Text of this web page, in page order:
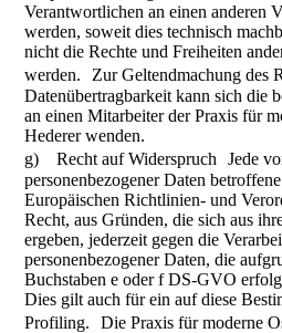
Verantwortlichen an einen anderen
werden, soweit dies technisch
nicht die Rechte und Freiheiten
werden. Zur Geltendmachung des
Datenübertragbarkeit kann sich die
an einen Mitarbeiter der Praxis für
Hederer wenden.
g) Recht auf Widerspruch Jede
personenbezogener Daten
Europäischen Richtlinien- und
Recht, aus Gründen, die sich aus
ergeben, jederzeit gegen die
personenbezogener Daten, die
Buchstaben e oder f DS-GVO
Dies gilt auch für ein auf diese
Profiling. Die Praxis für moderne